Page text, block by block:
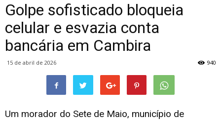
Golpe sofisticado bloqueia
celular e esvazia conta
bancária em Cambira
15 de abril de 2026 940
Um morador do Sete de Maio, município de